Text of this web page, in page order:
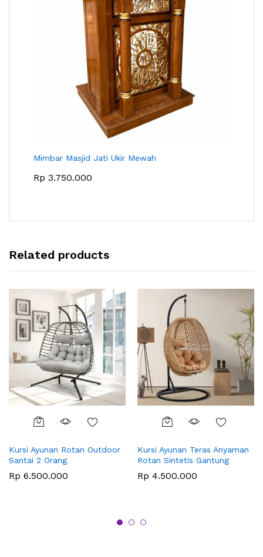
Mimbar Masjid Jati Ukir Mewah
Rp 3.750.000
Related products
Kursi Ayunan Rotan Outdoor
Santai 2 Orang
Rp 6.500.000
Kursi Ayunan Teras Anyaman
Rotan Sintetis Gantung
Rp 4.500.000